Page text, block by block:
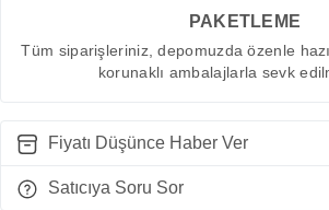
PAKETLEME
Tüm siparişleriniz, depomuzda özenle
korunaklı ambalajlarla sevk
Fiyatı Düşünce Haber Ver
Satıcıya Soru Sor